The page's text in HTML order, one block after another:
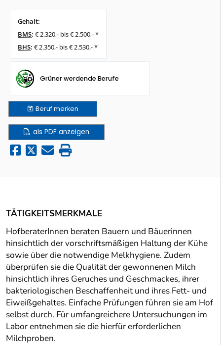
Gehalt:
BMS: € 2.320,- bis € 2.500,- *
BHS: € 2.350,- bis € 2.530,- *
Grüner werdende Berufe
Berufmerken
als PDF anzeigen
TÄTIGKEITSMERKMALE
HofberaterInnen beraten Bauern und Bäuerinnen
hinsichtlich der vorschriftsmäßigen Haltung der Kühe
sowie über die notwendige Melkhygiene. Zudem
überprüfen sie die Qualität der gewonnenen Milch
hinsichtlich ihres Geruches und Geschmackes, ihrer
bakteriologischen Beschaffenheit und ihres Fett- und
Eiweißgehaltes. Einfache Prüfungen führen sie am Hof
selbst durch. Für umfangreichere Untersuchungen im
Labor entnehmen sie die hierfür erforderlichen
Milchproben.